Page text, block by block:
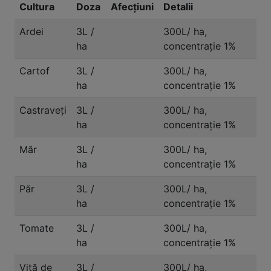
Cultura Doza Afecțiuni Detalii
Ardei
3L /
ha
300L/ ha,
concentraţie 1%
Cartof
3L /
ha
300L/ ha,
concentraţie 1%
Castraveți
3L /
ha
300L/ ha,
concentraţie 1%
Măr
3L /
ha
300L/ ha,
concentraţie 1%
Păr
3L /
ha
300L/ ha,
concentraţie 1%
Tomate
3L /
ha
300L/ ha,
concentraţie 1%
Viță de 3L / 300L/ ha,